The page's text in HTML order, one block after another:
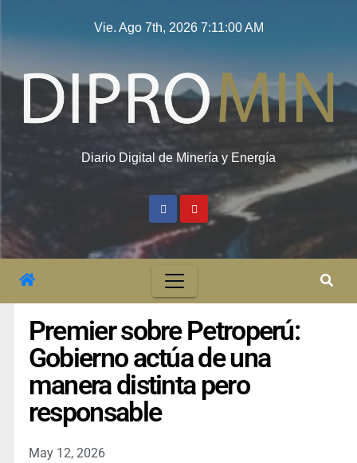
Vie. Ago 7th, 2026 7:11:01 AM
Diario Digital de Minería y Energía
Premier sobre Petroperú:
Gobierno actúa de una
manera distinta pero
responsable
May 12, 2026